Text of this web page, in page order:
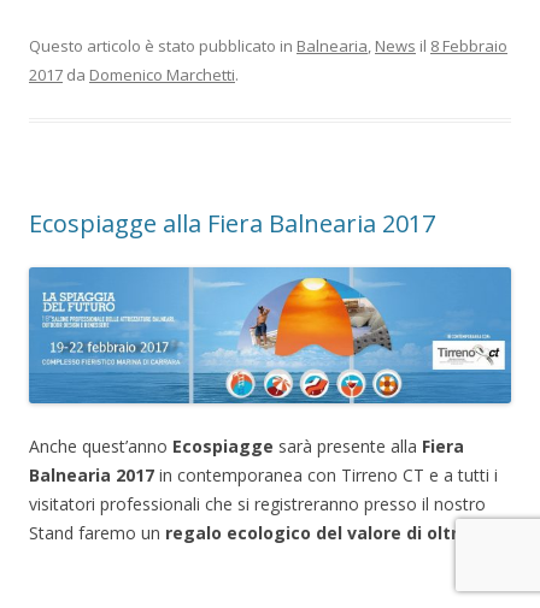
Questo articolo è stato pubblicato in Balnearia, News il 8 Febbraio
2017 da Domenico Marchetti.
Ecospiagge alla Fiera Balnearia 2017
Anche quest’anno Ecospiagge sarà presente alla Fiera
Balnearia 2017 in contemporanea con Tirreno CT e a tutti i
visitatori professionali che si registreranno presso il nostro
Stand faremo un regalo ecologico del valore di oltre 10€